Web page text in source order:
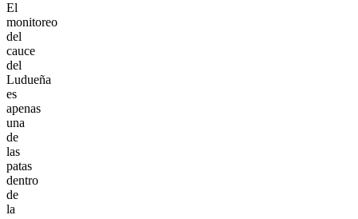
El
monitoreo
del
cauce
del
Ludueña
es
apenas
una
de
las
patas
dentro
de
la